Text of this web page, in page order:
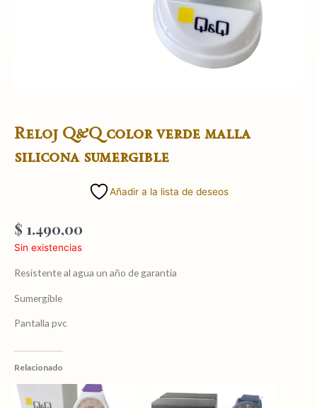
Reloj Q&Q color verde malla
silicona sumergible
Añadir a la lista de deseos
$ 1.490,00
Sin existencias
Resistente al agua un año de garantía
Sumergible
Pantalla pvc
Relacionado